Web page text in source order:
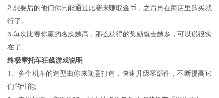
2.想要后的他们你只能通过比赛来赚取金币，之后再在商店里购买就
行了。
3.每次比赛你赢的名次越高，那么获得的奖励就会越多，可以说很实
在了。
终极摩托车狂飙游戏说明
1、多个机车的造型由你来随意打造，快速升级零部件，不断提高它
们的性能;